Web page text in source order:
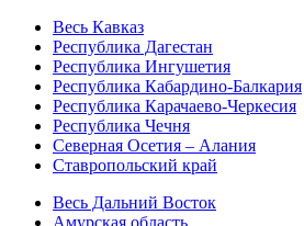
Весь Кавказ
Республика Дагестан
Республика Ингушетия
Республика Кабардино-Балкария
Республика Карачаево-Черкесия
Республика Чечня
Северная Осетия – Алания
Ставропольский край
Весь Дальний Восток
Амурская область